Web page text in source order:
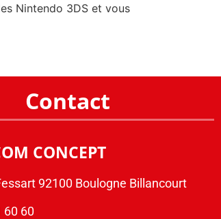
Nintendo 3DS et vous
Contact
CONCEPT
92100 Boulogne Billancourt
60 60